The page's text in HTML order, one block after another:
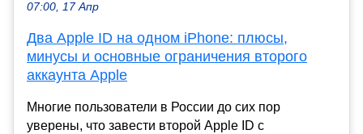
07:00, 17 Апр
Два Apple ID на одном iPhone: плюсы,
минусы и основные ограничения второго
аккаунта Apple
Многие пользователи в России до сих пор
уверены, что завести второй Apple ID с